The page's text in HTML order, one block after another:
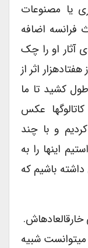
یا مصنوعات
اضافه
او را چک
اثر از
کشید تا ما
عکس
و با چند
اینها را به
باشیم که
شبیه